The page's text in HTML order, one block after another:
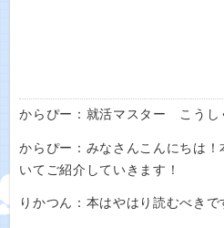
からぴー：就活マスター こうし
からぴー：みなさんこんにちは
いてご紹介していきます！
りかつん：本はやはり読むべきで